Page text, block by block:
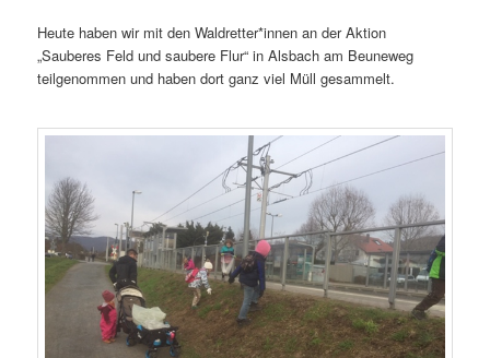
Heute haben wir mit den Waldretter*innen an der Aktion
„Sauberes Feld und saubere Flur“ in Alsbach am Beuneweg
teilgenommen und haben dort ganz viel Müll gesammelt.